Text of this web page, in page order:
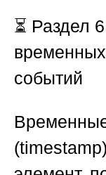
⏳ Раздел
событий